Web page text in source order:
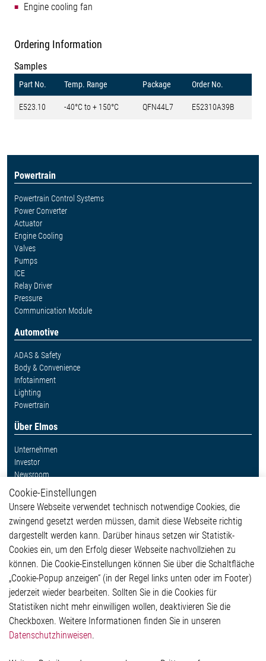
Engine cooling fan
Ordering Information
Samples
Part No. Temp. Range Package Order No.
E523.10 -40°C to + 150°C QFN44L7 E52310A39B
Powertrain
Powertrain Control Systems
Power Converter
Actuator
Engine Cooling
Valves
Pumps
ICE
Relay Driver
Pressure
Communication Module
Automotive
ADAS & Safety
Body & Convenience
Infotainment
Lighting
Powertrain
Über Elmos
Unternehmen
Investor
Newsroom
Weitere Links
Glossar
Kontakt
Hinweisgeberschutzsystem
Impressum
Datenschutzerklärung
Cookie-Popup anzeigen
Cookie-Einstellungen
Unsere Webseite verwendet technisch notwendige Cookies, die
zwingend gesetzt werden müssen, damit diese Webseite richtig
dargestellt werden kann. Darüber hinaus setzen wir Statistik-
Cookies ein, um den Erfolg dieser Webseite nachvollziehen zu
können. Die Cookie-Einstellungen können Sie über die Schaltfläche
„Cookie-Popup anzeigen“ (in der Regel links unten oder im Footer)
jederzeit wieder bearbeiten. Sollten Sie in die Cookies für
Statistiken nicht mehr einwilligen wollen, deaktivieren Sie die
Checkboxen. Weitere Informationen finden Sie in unseren
Datenschutzhinweisen.